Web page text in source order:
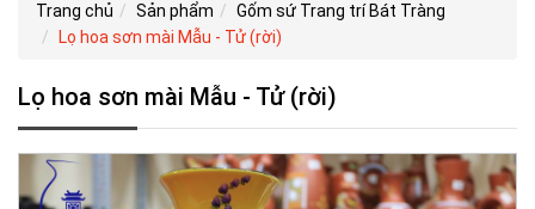
Trang chủ Sản phẩm
Gốm sứ Trang trí Bát Tràng
Lọ hoa sơn mài Mẫu - Tử (rời)
Lọ hoa sơn mài Mẫu - Tử (rời)